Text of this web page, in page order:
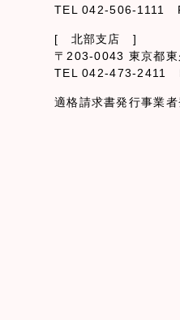
TEL 042-506-1111
[ 北部支店 ]
〒203-0043 東京都東
TEL 042-473-2411
適格請求書発行事業